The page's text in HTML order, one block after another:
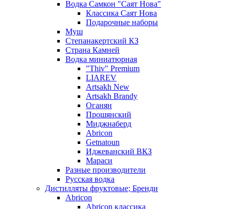
Водка Самкон "Саят Нова"
Классика Саят Нова
Подарочные наборы
Муш
Степанакертский КЗ
Страна Камней
Водка миниатюрная
"Thiv" Premium
LIAREV
Artsakh New
Artsakh Brandy
Оганян
Прошянский
Миджнаберд
Abricon
Getnatoun
Иджеванский ВКЗ
Мараси
Разные производители
Русская водка
Дистилляты фруктовые; Бренди
Abricon
Abricon классика